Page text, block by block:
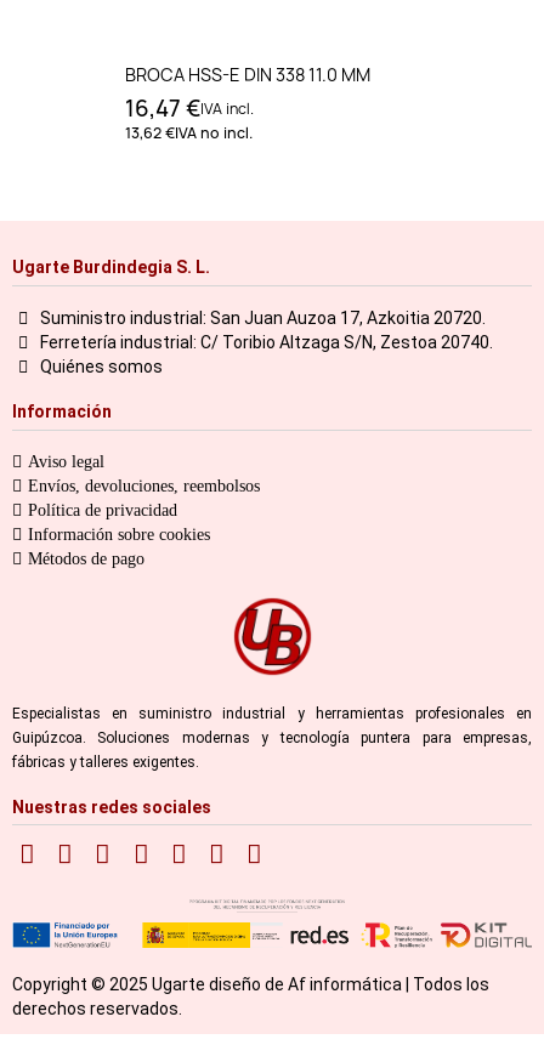
BROCA HSS-E DIN 338 11.0 MM
16,47 €IVA incl.
13,62 €IVA no incl.
Ugarte Burdindegia S. L.
Suministro industrial: San Juan Auzoa 17, Azkoitia 20720.
Ferretería industrial: C/ Toribio Altzaga S/N, Zestoa 20740.
Quiénes somos
Información
Aviso legal
Envíos, devoluciones, reembolsos
Política de privacidad
Información sobre cookies
Métodos de pago
Especialistas en suministro industrial y herramientas profesionales en
Guipúzcoa. Soluciones modernas y tecnología puntera para empresas,
fábricas y talleres exigentes.
Nuestras redes sociales
Copyright © 2025 Ugarte diseño de Af informática | Todos los
derechos reservados.